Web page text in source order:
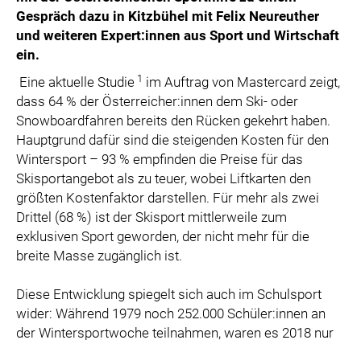
Gespräch dazu in Kitzbühel mit Felix Neureuther
und weiteren Expert:innen aus Sport und Wirtschaft
ein.
Eine aktuelle Studie 1 im Auftrag von Mastercard zeigt,
dass 64 % der Österreicher:innen dem Ski- oder
Snowboardfahren bereits den Rücken gekehrt haben.
Hauptgrund dafür sind die steigenden Kosten für den
Wintersport – 93 % empfinden die Preise für das
Skisportangebot als zu teuer, wobei Liftkarten den
größten Kostenfaktor darstellen. Für mehr als zwei
Drittel (68 %) ist der Skisport mittlerweile zum
exklusiven Sport geworden, der nicht mehr für die
breite Masse zugänglich ist.
Diese Entwicklung spiegelt sich auch im Schulsport
wider: Während 1979 noch 252.000 Schüler:innen an
der Wintersportwoche teilnahmen, waren es 2018 nur